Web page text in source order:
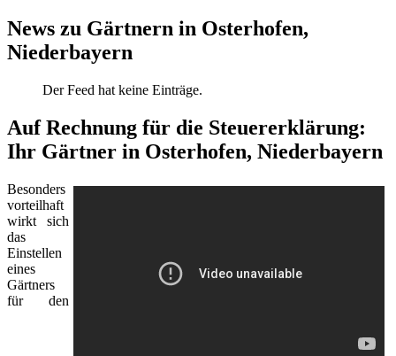
News zu Gärtnern in Osterhofen,
Niederbayern
Der Feed hat keine Einträge.
Auf Rechnung für die Steuererklärung:
Ihr Gärtner in Osterhofen, Niederbayern
Besonders
vorteilhaft
wirkt sich
das
Einstellen
eines
Gärtners
für den